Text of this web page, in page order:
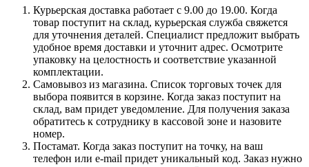
Курьерская доставка работает с 9.00 до 19.00. Когда
товар поступит на склад, курьерская служба свяжется
для уточнения деталей. Специалист предложит выбрать
удобное время доставки и уточнит адрес. Осмотрите
упаковку на целостность и соответствие указанной
комплектации.
Самовывоз из магазина. Список торговых точек для
выбора появится в корзине. Когда заказ поступит на
склад, вам придет уведомление. Для получения заказа
обратитесь к сотруднику в кассовой зоне и назовите
номер.
Постамат. Когда заказ поступит на точку, на ваш
телефон или e-mail придет уникальный код. Заказ нужно